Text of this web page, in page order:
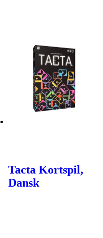
Tacta Kortspil,
Dansk